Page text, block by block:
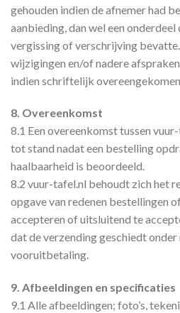
gehouden indien de afnemer had
aanbieding, dan wel een
vergissing of verschrijving bevatte.
wijzigingen en/of nadere
indien schriftelijk overeengekomen.
8. Overeenkomst
8.1 Een overeenkomst tussen
tot stand nadat een bestelling
haalbaarheid is beoordeeld.
8.2 vuur-tafel.nl behoudt zich het
opgave van redenen bestellingen
accepteren of uitsluitend te
dat de verzending geschiedt
vooruitbetaling.
9. Afbeeldingen en specificaties
9.1 Alle afbeeldingen; foto’s,